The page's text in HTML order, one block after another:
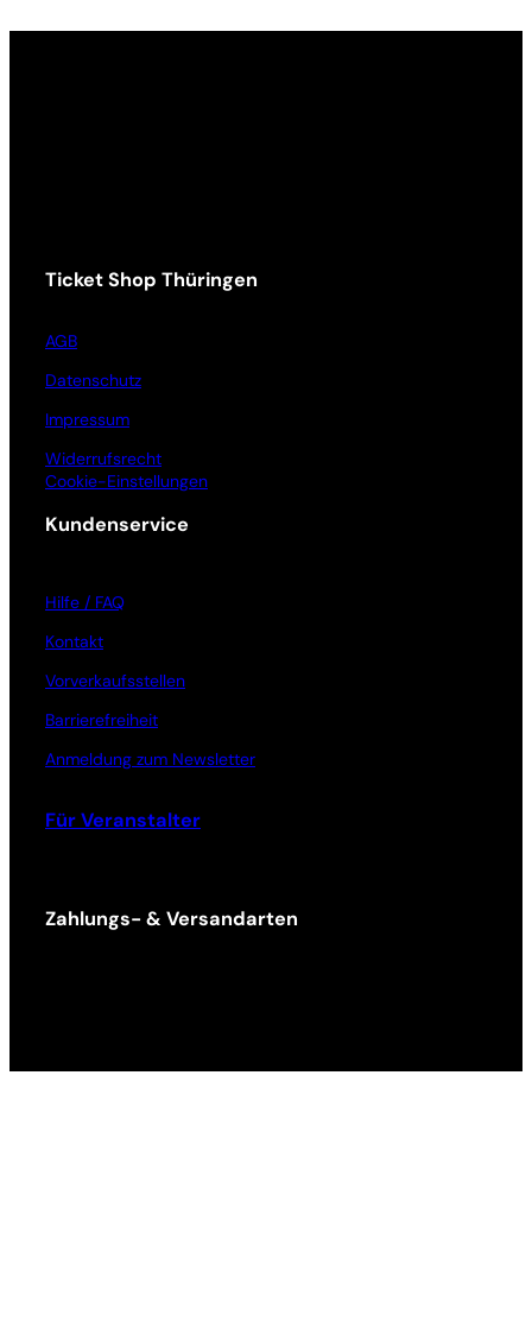
Ticket Shop Thüringen
AGB
Datenschutz
Impressum
Widerrufsrecht
Cookie-Einstellungen
Kundenservice
Hilfe / FAQ
Kontakt
Vorverkaufsstellen
Barrierefreiheit
Anmeldung zum Newsletter
Für Veranstalter
Zahlungs- & Versandarten